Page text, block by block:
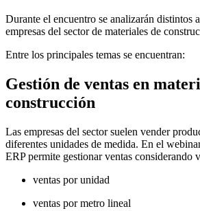
Durante el encuentro se analizarán distintos
empresas del sector de materiales de
Entre los principales temas se encuentran:
Gestión de ventas en
construcción
Las empresas del sector suelen vender
diferentes unidades de medida. En el
ERP permite gestionar ventas considerando
ventas por unidad
ventas por metro lineal